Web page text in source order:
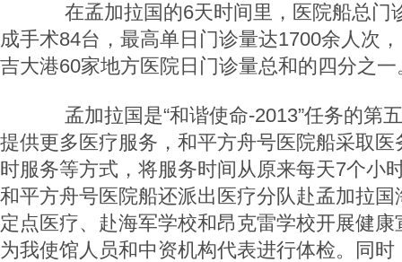
在孟加拉国的6天时间里，医院船总门
成手术84台，最高单日门诊量达1700余人次
吉大港60家地方医院日门诊量总和的四分之一
孟加拉国是“和谐使命-2013”任务的第
提供更多医疗服务，和平方舟号医院船采取
时服务等方式，将服务时间从原来每天7个小
和平方舟号医院船还派出医疗分队赴孟加拉
定点医疗、赴海军学校和昂克雷学校开展健
为我使馆人员和中资机构代表进行体检。同